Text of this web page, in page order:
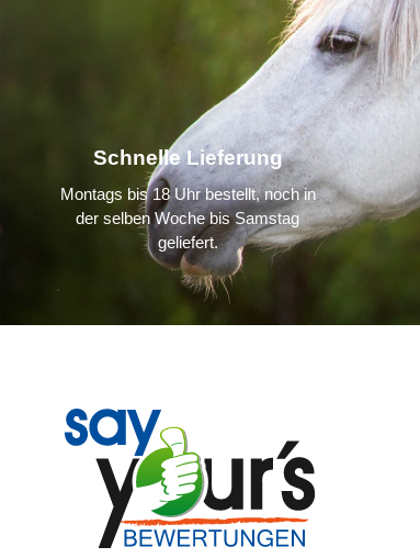
Schnelle Lieferung
Montags bis 18 Uhr bestellt, noch in
der selben Woche bis Samstag
geliefert.